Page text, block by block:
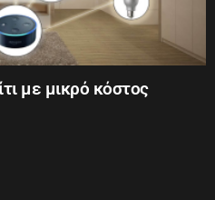
με μικρό κόστος